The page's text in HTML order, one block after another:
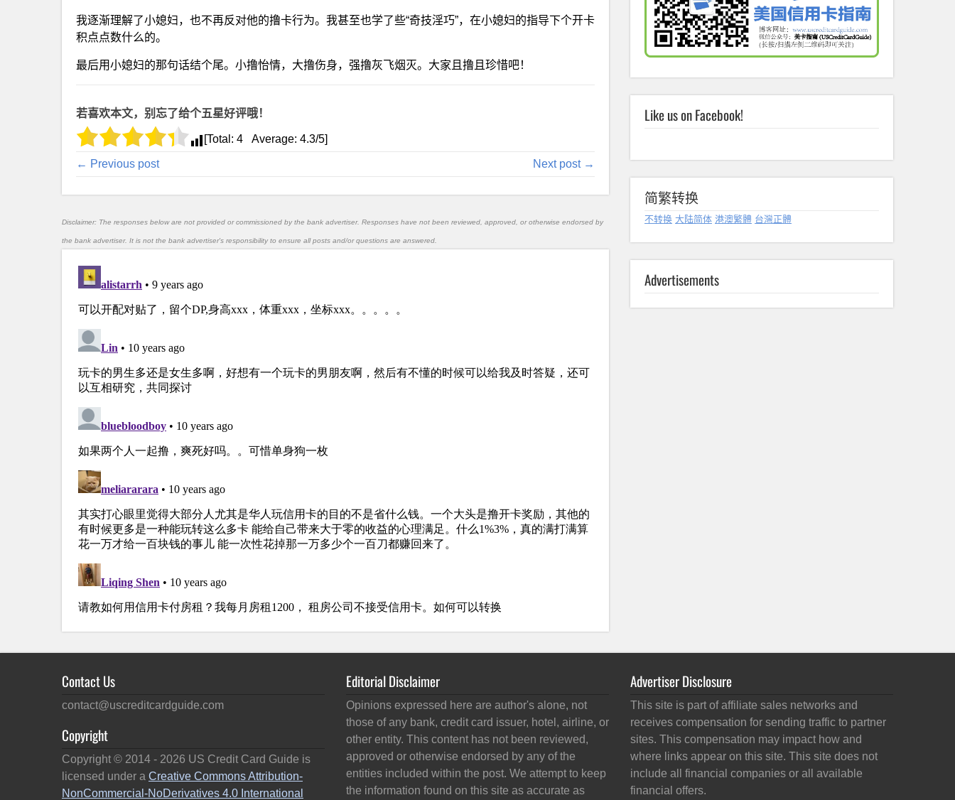
我逐渐理解了小媳妇，也不再反对他的撸卡行为。我甚至也学了些“奇技淫巧”，在小媳妇的指导下个开卡
积点点数什么的。
最后用小媳妇的那句话结个尾。小撸怡情，大撸伤身，强撸灰飞烟灭。大家且撸且珍惜吧！
若喜欢本文，别忘了给个五星好评哦！
[Total: 4 Average: 4.3/5]
← Previous post Next post →
Disclaimer: The responses below are not provided or commissioned by the bank advertiser. Responses have not been reviewed, approved, or otherwise endorsed by
the bank advertiser. It is not the bank advertiser's responsibility to ensure all posts and/or questions are answered.
Like us on Facebook!
简繁转换
不转换 大陆简体 港澳繁體 台灣正體
Advertisements
Contact Us
contact@uscreditcardguide.com
Copyright
Copyright © 2014 - 2026 US Credit Card Guide is
licensed under a Creative Commons Attribution-
NonCommercial-NoDerivatives 4.0 International
Editorial Disclaimer
Opinions expressed here are author's alone, not
those of any bank, credit card issuer, hotel, airline, or
other entity. This content has not been reviewed,
approved or otherwise endorsed by any of the
entities included within the post. We attempt to keep
the information found on this site as accurate as
Advertiser Disclosure
This site is part of affiliate sales networks and
receives compensation for sending traffic to partner
sites. This compensation may impact how and
where links appear on this site. This site does not
include all financial companies or all available
financial offers.